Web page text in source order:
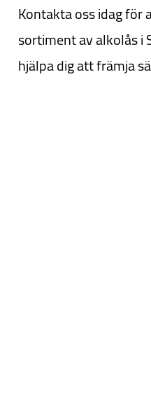
Kontakta oss idag för
sortiment av alkolås i
hjälpa dig att främja